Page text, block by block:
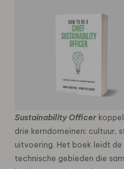
Sustainability Officer
drie kerndomeinen: cultuur,
uitvoering. Het boek leidt
technische gebieden die